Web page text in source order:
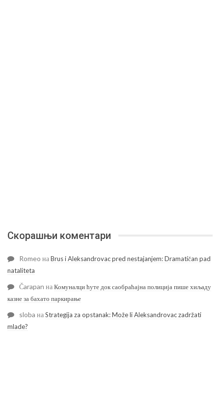
Скорашњи коментари
Romeo наBrus i Aleksandrovac pred nestajanjem: Dramatičan pad
nataliteta
Čarapan наКомуналци ћуте док саобраћајна полиција пише хиљаду
казне за бахато паркирање
sloba наStrategija za opstanak: Može li Aleksandrovac zadržati
mlade?